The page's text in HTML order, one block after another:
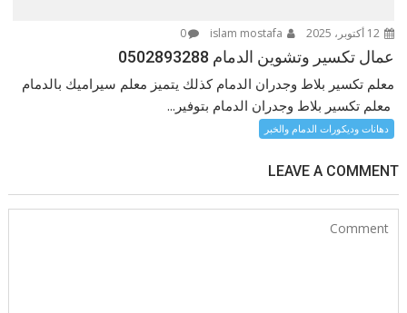
12 أكتوبر، 2025 0
عمال تكسير وتشوين الدمام 0502893288
معلم تكسير بلاط وجدران الدمام كذلك يتميز معلم سيراميك بالدمام
معلم تكسير بلاط وجدران الدمام بتوفير...
دهانات وديكورات الدمام والخبر
LEAVE A COMMENT